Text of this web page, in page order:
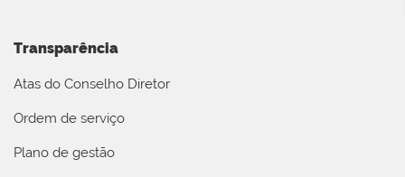
Transparência
Atas do Conselho Diretor
Ordem de serviço
Plano de gestão